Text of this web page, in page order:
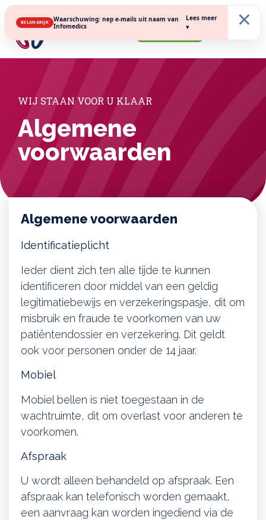
×
BELANGRIJK
Waarschuwing: nep e-mails uit naam van
Infomedics
Lees meer
▾
Inschrijven
WIJ STAAN VOOR U KLAAR
Algemene
voorwaarden
Algemene voorwaarden
Identificatieplicht
Ieder dient zich ten alle tijde te kunnen
identificeren door middel van een geldig
legitimatiebewijs en verzekeringspasje, dit om
misbruik en fraude te voorkomen van uw
patiëntendossier en verzekering. Dit geldt
ook voor personen onder de 14 jaar.
Mobiel
Mobiel bellen is niet toegestaan in de
wachtruimte, dit om overlast voor anderen te
voorkomen.
Afspraak
U wordt alleen behandeld op afspraak. Een
afspraak kan telefonisch worden gemaakt,
een aanvraag kan worden ingediend via de